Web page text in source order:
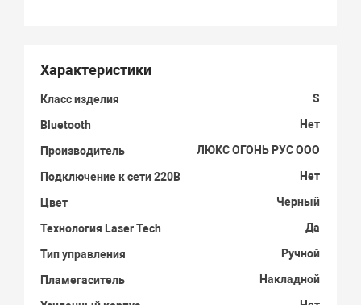
Характеристики
Класс изделия S
Bluetooth Нет
Производитель ЛЮКС ОГОНЬ РУС ООО
Подключение к сети 220В Нет
Цвет Черный
Технология Laser Tech Да
Тип управления Ручной
Пламегаситель Накладной